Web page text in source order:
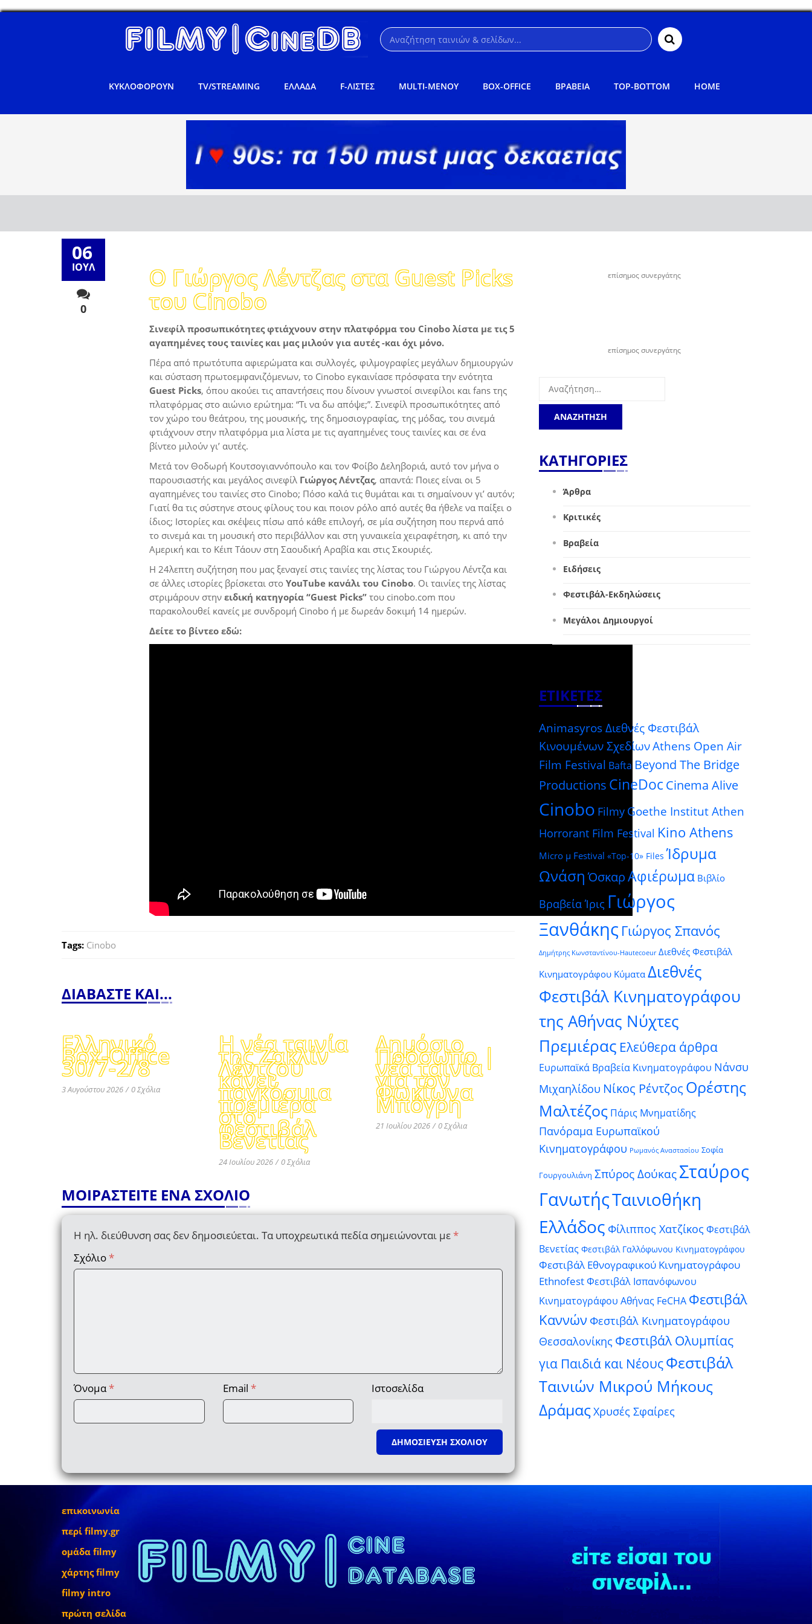
ΚΥΚΛΟΦΟΡΟΥΝ TV/STREAMING ΕΛΛΑΔΑ F-ΛΙΣΤΕΣ MULTI-ΜΕΝΟΥ BOX-OFFICE ΒΡΑΒΕΙΑ TOP-BOTTOM HOME
06
ΙΟΥΛ
0
Ο Γιώργος Λέντζας στα Guest Picks
του Cinobo
Σινεφίλ προσωπικότητες φτιάχνουν στην πλατφόρμα του Cinobo λίστα με τις 5
αγαπημένες τους ταινίες και μας μιλούν για αυτές -και όχι μόνο.
Πέρα από πρωτότυπα αφιερώματα και συλλογές, φιλμογραφίες μεγάλων δημιουργών
και σύσταση πρωτοεμφανιζόμενων, το Cinobo εγκαινίασε πρόσφατα την ενότητα
Guest Picks, όπου ακούει τις απαντήσεις που δίνουν γνωστοί σινεφίλοι και fans της
πλατφόρμας στο αιώνιο ερώτημα: “Τι να δω απόψε;”. Σινεφίλ προσωπικότητες από
τον χώρο του θεάτρου, της μουσικής, της δημοσιογραφίας, της μόδας, του σινεμά
φτιάχνουν στην πλατφόρμα μια λίστα με τις αγαπημένες τους ταινίες και σε ένα
βίντεο μιλούν γι’ αυτές.
Μετά τον Θοδωρή Κουτσογιαννόπουλο και τον Φοίβο Δεληβοριά, αυτό τον μήνα ο
παρουσιαστής και μεγάλος σινεφίλ Γιώργος Λέντζας, απαντά: Ποιες είναι οι 5
αγαπημένες του ταινίες στο Cinobo; Πόσο καλά τις θυμάται και τι σημαίνουν γι’ αυτόν;
Γιατί θα τις σύστηνε στους φίλους του και ποιον ρόλο από αυτές θα ήθελε να παίξει ο
ίδιος; Ιστορίες και σκέψεις πίσω από κάθε επιλογή, σε μία συζήτηση που περνά από
το σινεμά και τη μουσική στο περιβάλλον και στη γυναικεία χειραφέτηση, κι από την
Αμερική και το Κέιπ Τάουν στη Σαουδική Αραβία και στις Σκουριές.
Η 24λεπτη συζήτηση που μας ξεναγεί στις ταινίες της λίστας του Γιώργου Λέντζα και
σε άλλες ιστορίες βρίσκεται στο YouTube κανάλι του Cinobo. Οι ταινίες της λίστας
στριμάρουν στην ειδική κατηγορία “Guest Picks” του cinobo.com που
παρακολουθεί κανείς με συνδρομή Cinobo ή με δωρεάν δοκιμή 14 ημερών.
Δείτε το βίντεο εδώ:
Tags: Cinobo
ΔΙΑΒΑΣΤΕ ΚΑΙ...
Ελληνικό
Box-Office
30/7-2/8
3 Αυγούστου 2026 / 0 Σχόλια
Η νέα ταινία
της Ζακλίν
Λέντζου
κάνει
παγκόσμια
πρεμιέρα
στο
φεστιβάλ
Βενετίας
24 Ιουλίου 2026 / 0 Σχόλια
Δημόσιο
Πρόσωπο |
νέα ταινία
για τον
Φωκίωνα
Μπόγρη
21 Ιουλίου 2026 / 0 Σχόλια
ΜΟΙΡΑΣΤΕΙΤΕ ΕΝΑ ΣΧΟΛΙΟ
Η ηλ. διεύθυνση σας δεν δημοσιεύεται. Τα υποχρεωτικά πεδία σημειώνονται με*
Σχόλιο*
Όνομα* Email * Ιστοσελίδα
επίσημος συνεργάτης
επίσημος συνεργάτης
Αναζήτηση
για:
ΚΑΤΗΓΟΡΙΕΣ
Άρθρα
Κριτικές
Βραβεία
Ειδήσεις
Φεστιβάλ-Εκδηλώσεις
Μεγάλοι Δημιουργοί
ΕΤΙΚΈΤΕΣ
Animasyros Διεθνές Φεστιβάλ
Κινουμένων ΣχεδίωνAthens Open Air
Film Festival Bafta Beyond The Bridge
Productions CineDoc Cinema Alive
Cinobo Filmy Goethe Institut Athen
Horrorant Film Festival Kino Athens
Micro μ Festival «Top-10» Files Ίδρυμα
Ωνάση ΌσκαρΑφιέρωμα Βιβλίο
Βραβεία Ίρις Γιώργος
Ξανθάκης Γιώργος Σπανός
Δημήτρης Κωνσταντίνου-Hautecoeur Διεθνές Φεστιβάλ
Κινηματογράφου ΚύματαΔιεθνές
Φεστιβάλ Κινηματογράφου
της Αθήνας Νύχτες
Πρεμιέρας Ελεύθερα άρθρα
Ευρωπαϊκά Βραβεία Κινηματογράφου Νάνσυ
Μιχαηλίδου Νίκος Ρέντζος Ορέστης
Μαλτέζος Πάρις Μνηματίδης
Πανόραμα Ευρωπαϊκού
Κινηματογράφου Ρωμανός Αναστασίου Σοφία
Γουργουλιάνη Σπύρος ΔούκαςΣταύρος
ΓανωτήςΤαινιοθήκη
Ελλάδος Φίλιππος Χατζίκος Φεστιβάλ
Βενετίας Φεστιβάλ Γαλλόφωνου Κινηματογράφου
Φεστιβάλ Εθνογραφικού Κινηματογράφου
EthnofestΦεστιβάλ Ισπανόφωνου
Κινηματογράφου Αθήνας FeCHA Φεστιβάλ
Καννών Φεστιβάλ Κινηματογράφου
Θεσσαλονίκης Φεστιβάλ Ολυμπίας
για Παιδιά και ΝέουςΦεστιβάλ
Ταινιών Μικρού Μήκους
ΔράμαςΧρυσές Σφαίρες
επικοινωνία
περί filmy.gr
ομάδα filmy
χάρτης filmy
filmy intro
πρώτη σελίδα